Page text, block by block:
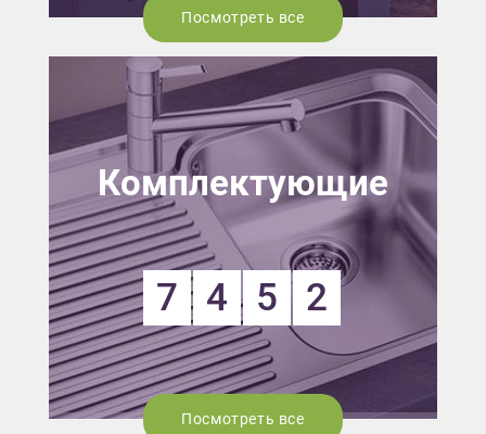
Посмотреть все
Комплектующие
7 4 5 2
Посмотреть все